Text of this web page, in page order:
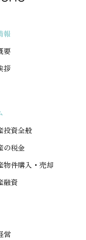
報
要
拶
投資全般
の税金
物件購入・売却
融資
営